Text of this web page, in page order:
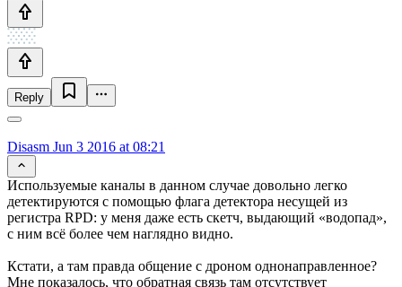
Reply
Disasm Jun 3 2016 at 08:21
Используемые каналы в данном случае довольно легко
детектируются с помощью флага детектора несущей из
регистра RPD: у меня даже есть скетч, выдающий «водопад»,
с ним всё более чем наглядно видно.
Кстати, а там правда общение с дроном однонаправленное?
Мне показалось, что обратная связь там отсутствует